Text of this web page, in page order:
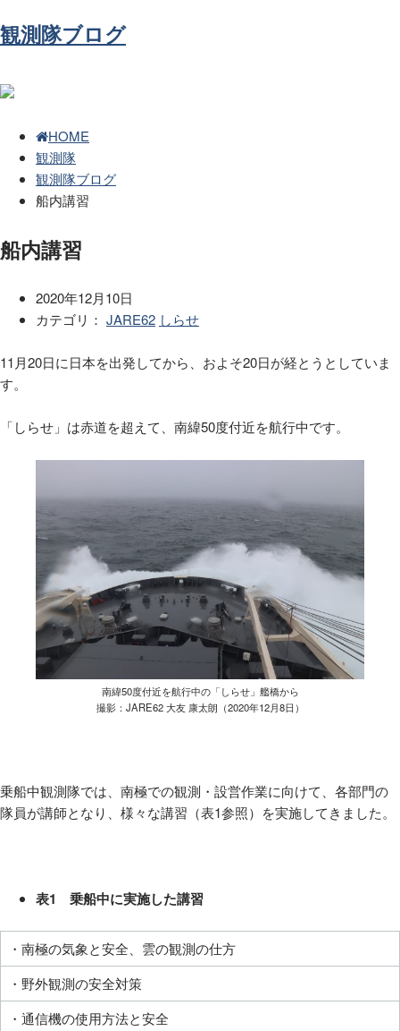
観測隊ブログ
HOME
観測隊
観測隊ブログ
船内講習
船内講習
2020年12月10日
カテゴリ： JARE62 しらせ
11 月20日に日本を出発してから、およそ20日が経とうとしていま
す。
「しらせ」は赤道を超えて、南緯50度付近を航行中です。
南緯50度付近を航行中の「しらせ」艦橋から
撮影：JARE62 大友 康太朗（2020年12月8日）
乗船中観測隊では、南極での観測・設営作業に向けて、各部門の
隊員が講師となり、様々な講習（表1参照）を実施してきました。
表1 乗船中に実施した講習
・南極の気象と安全、雲の観測の仕方
・野外観測の安全対策
・通信機の使用方法と安全